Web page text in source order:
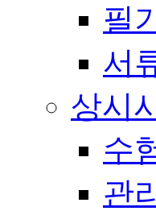
필
서
상시
수
관